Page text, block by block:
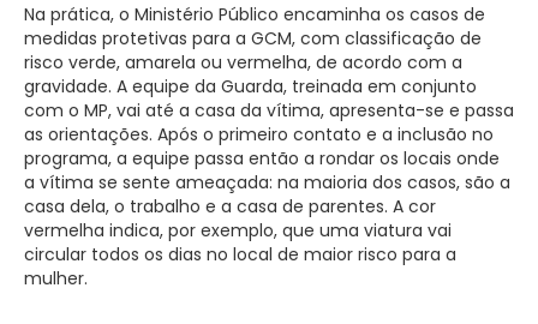
Na prática, o Ministério Público encaminha os casos de
medidas protetivas para a GCM, com classificação de
risco verde, amarela ou vermelha, de acordo com a
gravidade. A equipe da Guarda, treinada em conjunto
com o MP, vai até a casa da vítima, apresenta-se e passa
as orientações. Após o primeiro contato e a inclusão no
programa, a equipe passa então a rondar os locais onde
a vítima se sente ameaçada: na maioria dos casos, são a
casa dela, o trabalho e a casa de parentes. A cor
vermelha indica, por exemplo, que uma viatura vai
circular todos os dias no local de maior risco para a
mulher.